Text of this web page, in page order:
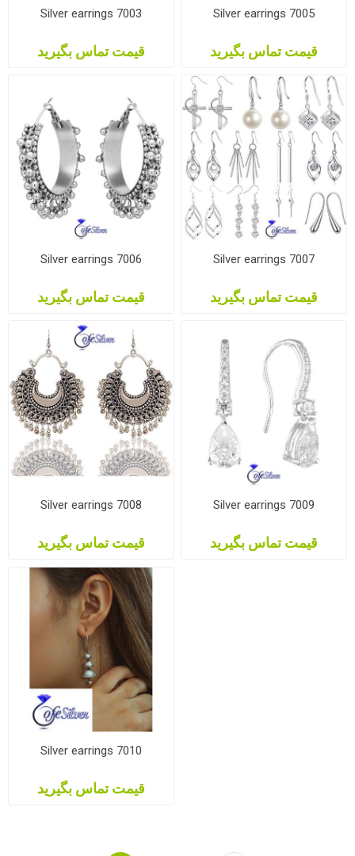
Silver earrings 7003
قیمت تماس بگیرید
Silver earrings 7005
قیمت تماس بگیرید
Silver earrings 7006
قیمت تماس بگیرید
Silver earrings 7007
قیمت تماس بگیرید
Silver earrings 7008
قیمت تماس بگیرید
Silver earrings 7009
قیمت تماس بگیرید
Silver earrings 7010
قیمت تماس بگیرید